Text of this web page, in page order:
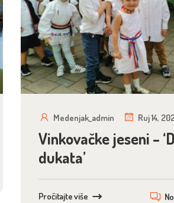
Medenjak_admin Ruj 14,
Vinkovačke jeseni –
dukata’
Pročitajte više